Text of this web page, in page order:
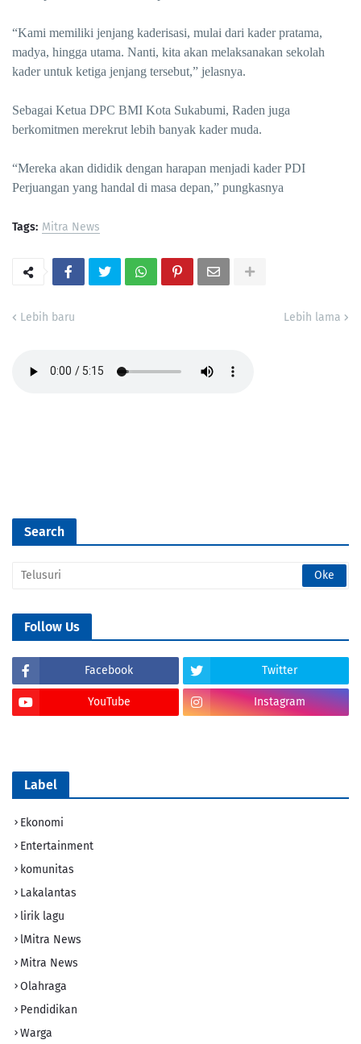
“Kami memiliki jenjang kaderisasi, mulai dari kader pratama,
madya, hingga utama. Nanti, kita akan melaksanakan sekolah
kader untuk ketiga jenjang tersebut,” jelasnya.
Sebagai Ketua DPC BMI Kota Sukabumi, Raden juga
berkomitmen merekrut lebih banyak kader muda.
“Mereka akan dididik dengan harapan menjadi kader PDI
Perjuangan yang handal di masa depan,” pungkasnya
Tags: Mitra News
Lebih baru Lebih lama
Search
Follow Us
Facebook Twitter
YouTube Instagram
Label
Ekonomi
Entertainment
komunitas
Lakalantas
lirik lagu
lMitra News
Mitra News
Olahraga
Pendidikan
Warga